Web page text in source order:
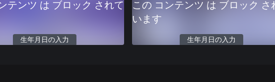
テンツ は ブロック されて
生年月日の入力
この コンテンツ は ブロック さ
います
生年月日の入力